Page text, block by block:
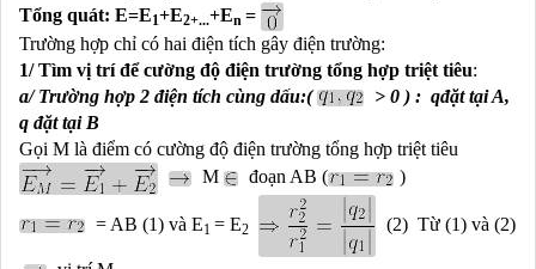
Tổng quát: E=E1+E2+...+En =
Trường hợp chỉ có hai điện tích gây điện trường:
1/ Tìm vị trí để cường độ điện trường tổng hợp triệt tiêu:
a/ Trường hợp 2 điện tích cùng dấu:(
> 0 ) : qđặt tại A,
q đặt tại B
Gọi M là điểm có cường độ điện trường tổng hợp triệt tiêu
M
đoạn AB ( )
= AB (1) và E1 = E2 (2) Từ (1) và (2)